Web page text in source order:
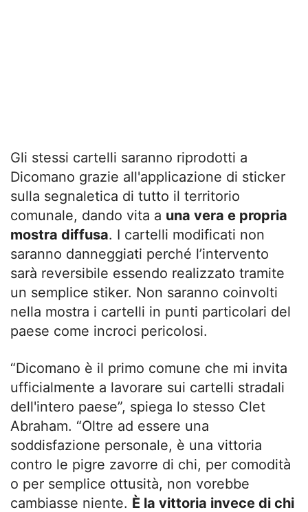
Gli stessi cartelli saranno riprodotti a
Dicomano grazie all'applicazione di sticker
sulla segnaletica di tutto il territorio
comunale, dando vita a una vera e propria
mostra diffusa. I cartelli modificati non
saranno danneggiati perché l’intervento
sarà reversibile essendo realizzato tramite
un semplice stiker. Non saranno coinvolti
nella mostra i cartelli in punti particolari del
paese come incroci pericolosi.
“Dicomano è il primo comune che mi invita
ufficialmente a lavorare sui cartelli stradali
dell'intero paese”, spiega lo stesso Clet
Abraham. “Oltre ad essere una
soddisfazione personale, è una vittoria
contro le pigre zavorre di chi, per comodità
o per semplice ottusità, non vorebbe
cambiasse niente. È la vittoria invece di chi